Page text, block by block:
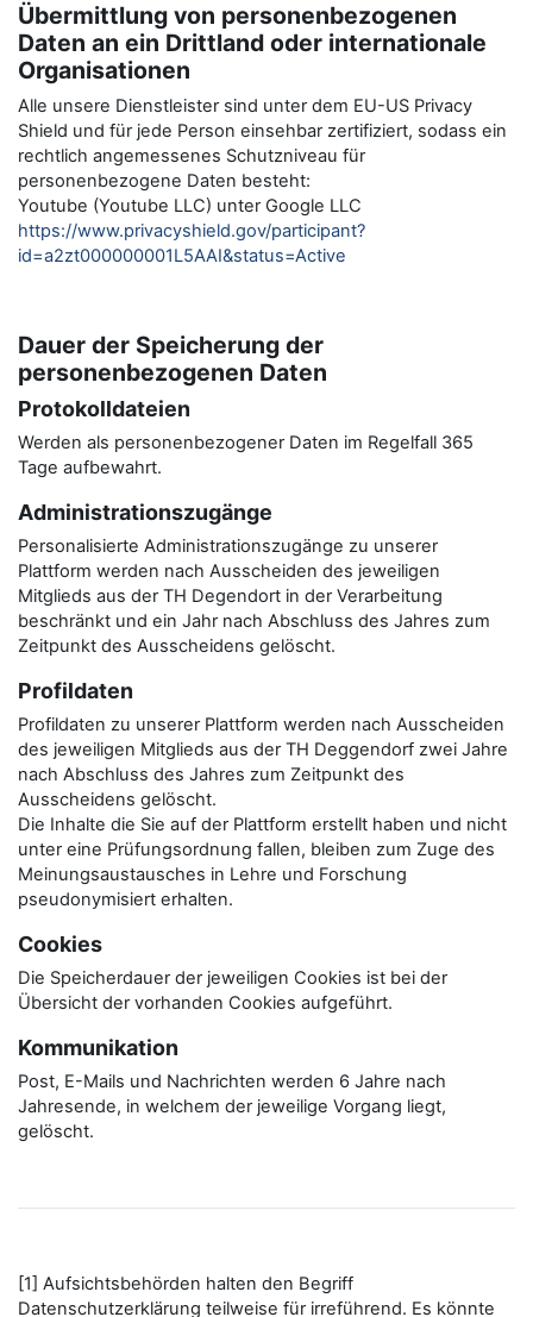
Übermittlung von personenbezogenen
Daten an ein Drittland oder internationale
Organisationen
Alle unsere Dienstleister sind unter dem EU-US Privacy
Shield und für jede Person einsehbar zertifiziert, sodass ein
rechtlich angemessenes Schutzniveau für
personenbezogene Daten besteht:
Youtube (Youtube LLC) unter Google LLC
https://www.privacyshield.gov/participant?
id=a2zt000000001L5AAI&status=Active
Dauer der Speicherung der
personenbezogenen Daten
Protokolldateien
Werden als personenbezogener Daten im Regelfall 365
Tage aufbewahrt.
Administrationszugänge
Personalisierte Administrationszugänge zu unserer
Plattform werden nach Ausscheiden des jeweiligen
Mitglieds aus der TH Degendort in der Verarbeitung
beschränkt und ein Jahr nach Abschluss des Jahres zum
Zeitpunkt des Ausscheidens gelöscht.
Profildaten
Profildaten zu unserer Plattform werden nach Ausscheiden
des jeweiligen Mitglieds aus der TH Deggendorf zwei Jahre
nach Abschluss des Jahres zum Zeitpunkt des
Ausscheidens gelöscht.
Die Inhalte die Sie auf der Plattform erstellt haben und nicht
unter eine Prüfungsordnung fallen, bleiben zum Zuge des
Meinungsaustausches in Lehre und Forschung
pseudonymisiert erhalten.
Cookies
Die Speicherdauer der jeweiligen Cookies ist bei der
Übersicht der vorhanden Cookies aufgeführt.
Kommunikation
Post, E-Mails und Nachrichten werden 6 Jahre nach
Jahresende, in welchem der jeweilige Vorgang liegt,
gelöscht.
[1] Aufsichtsbehörden halten den Begriff
Datenschutzerklärung teilweise für irreführend. Es könnte